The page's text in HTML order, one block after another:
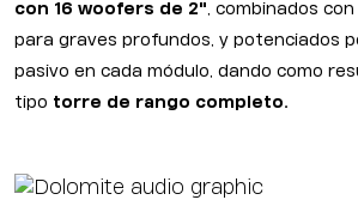
con 16 woofers de 2", combinados con
para graves profundos, y potenciados
pasivo en cada módulo, dando como
tipo torre de rango completo.